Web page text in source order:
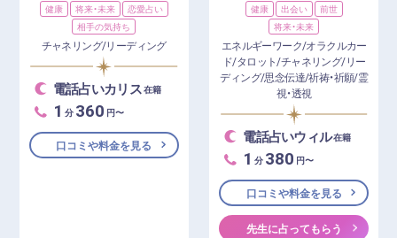
健康
将来・未来
恋愛占い
相手の気持ち
チャネリング/リーディング
電話占いカリス在籍
1 分 360 円〜
口コミや料金を見る
健康
出会い
前世
将来・未来
エネルギーワーク/オラクルカー
ド/タロット/チャネリング/リー
ディング/思念伝達/祈祷・祈願/霊
視・透視
電話占いウィル在籍
1 分 380 円〜
口コミや料金を見る
先生に占ってもらう